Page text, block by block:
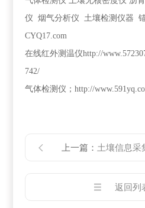
仪 烟气分析仪 土壤检测仪器
CYQ17.com
在线红外测温仪http://
742/
气体检测仪；http://
上一篇： 土壤信息采
返回列